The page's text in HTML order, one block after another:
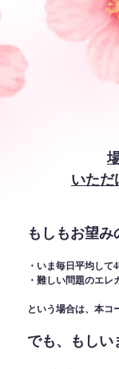
いただ
もしもお望み
・いま毎日平均し
・難しい問題のエ
という場合は、本コ
でも、もしい